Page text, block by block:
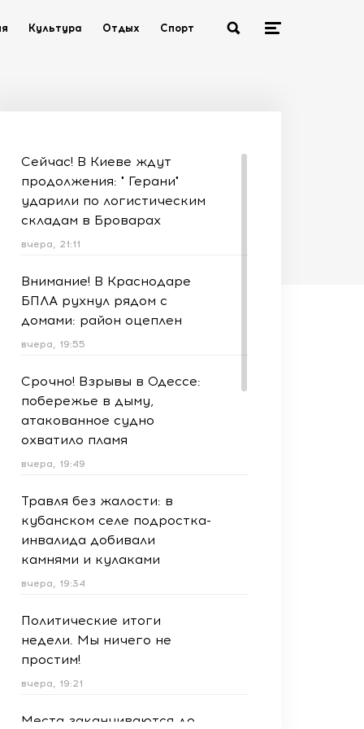
Культура Отдых Спорт
Сейчас! В Киеве ждут
продолжения: " Герани"
ударили по логистическим
складам в Броварах
вчера, 21:11
Внимание! В Краснодаре
БПЛА рухнул рядом с
домами: район оцеплен
вчера, 19:55
Срочно! Взрывы в Одессе:
побережье в дыму,
атакованное судно
охватило пламя
вчера, 19:49
Травля без жалости: в
кубанском селе подростка-
инвалида добивали
камнями и кулаками
вчера, 19:34
Политические итоги
недели. Мы ничего не
простим!
вчера, 19:21
Места заканчиваются до